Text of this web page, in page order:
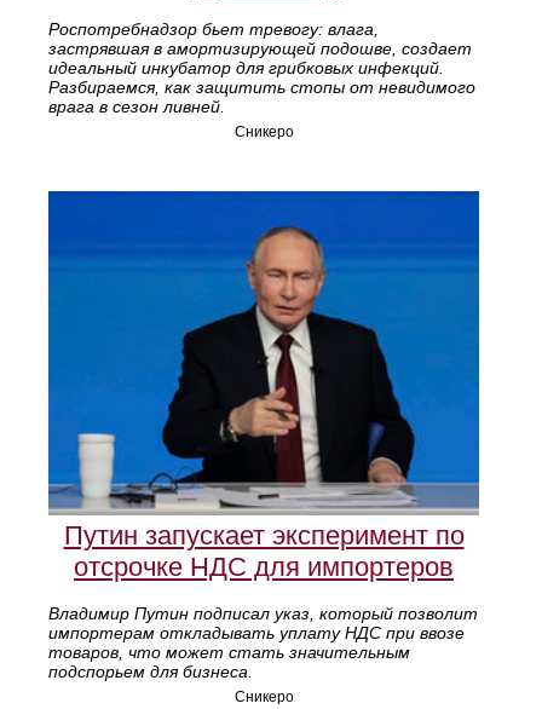
Роспотребнадзор бьет тревогу: влага,
застрявшая в амортизирующей подошве, создает
идеальный инкубатор для грибковых инфекций.
Разбираемся, как защитить стопы от невидимого
врага в сезон ливней.
Сникеро
Путин запускает эксперимент по
отсрочке НДС для импортеров
Владимир Путин подписал указ, который позволит
импортерам откладывать уплату НДС при ввозе
товаров, что может стать значительным
подспорьем для бизнеса.
Сникеро